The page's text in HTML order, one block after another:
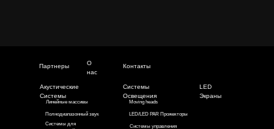
LED
Экраны
Системы
Освещения
Акустические
Системы
Moving heads
LED/LED PAR Прожекторы
Системы управления
Линейные массивы
Системы для
Полнодиапазонный звук
Партнеры
О
нас
Контакты